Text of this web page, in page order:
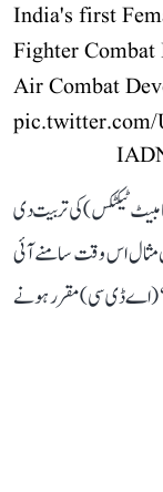
India's first
Fighter Combat
Air Combat
pic.twitter.com/
ٹیکٹکس) کی تربیت دی
مثال اس وقت سامنے آئی
(اے ڈی سی) مقرر ہونے